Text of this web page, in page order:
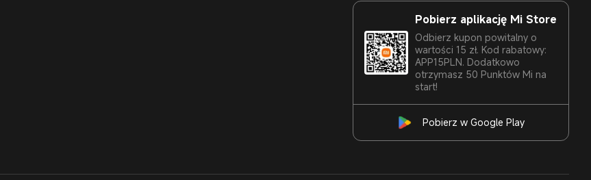
Pobierz aplikację Mi Store
Odbierz kupon powitalny o
wartości 15 zł. Kod rabatowy:
APP15PLN. Dodatkowo
otrzymasz 50 Punktów Mi na
start!
Pobierz w Google Play